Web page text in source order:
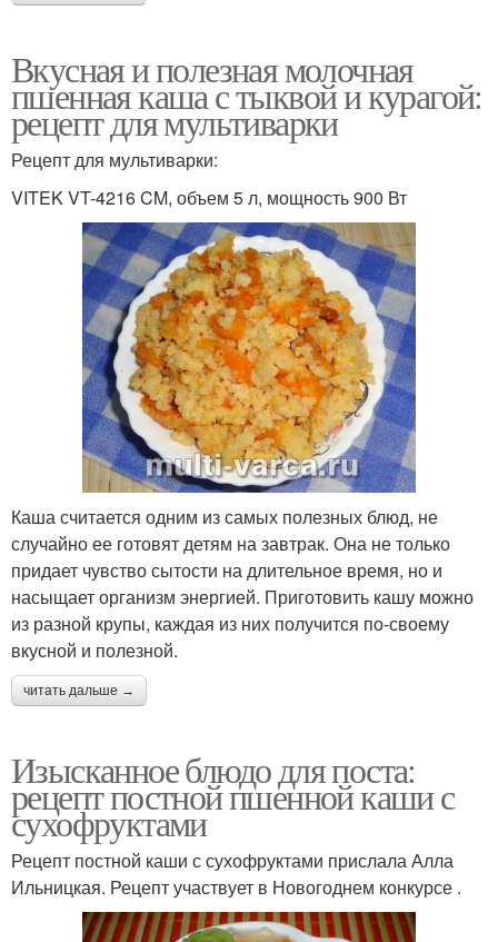
Каша с луком Грибы в тыкве
Булочки из пшенной
каши
Каша без горечи
Каша на сковороде Рассыпчатая каша
Ингредиенты для
пшенная каша
Каша в мультиварке-
скороварке
Каша в духовке
Каша с орехами Каша с яблоком
Вкусная и полезная молочная
пшенная каша с тыквой и курагой:
рецепт для мультиварки
Рецепт для мультиварки:
VITEK VT-4216 CM, объем 5 л, мощность 900 Вт
Каша считается одним из самых полезных блюд, не
случайно ее готовят детям на завтрак. Она не только
придает чувство сытости на длительное время, но и
насыщает организм энергией. Приготовить кашу можно
из разной крупы, каждая из них получится по-своему
вкусной и полезной.
читать дальше →
Изысканное блюдо для поста:
рецепт постной пшенной каши с
сухофруктами
Рецепт постной каши с сухофруктами прислала Алла
Ильницкая. Рецепт участвует в Новогоднем конкурсе .